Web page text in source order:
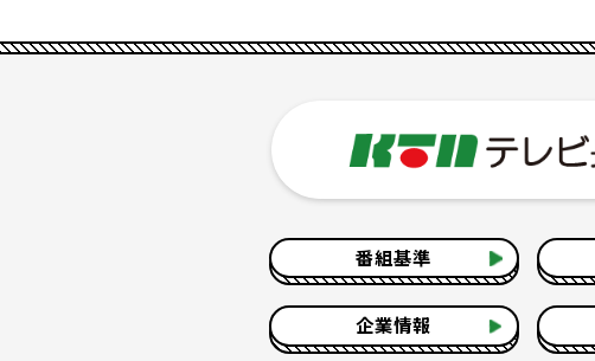
番組基準
企業情報